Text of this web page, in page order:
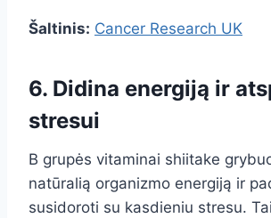
Šaltinis: Cancer Research UK
6. Didina energiją ir
stresui
B grupės vitaminai shiitake
natūralią organizmo energiją ir
susidoroti su kasdieniu stresu.